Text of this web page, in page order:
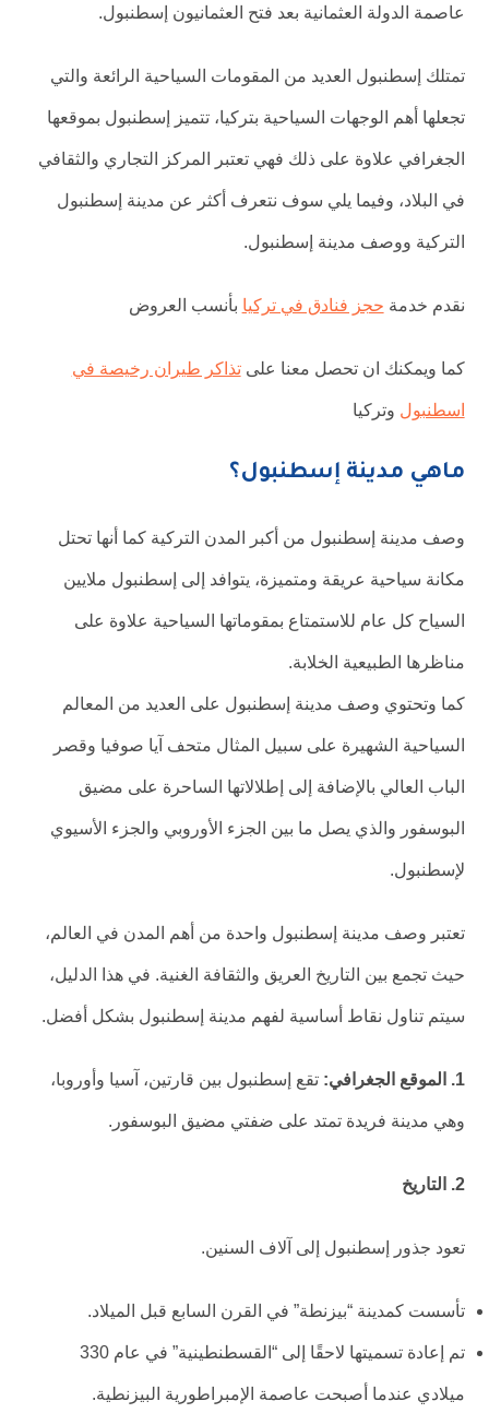
عاصمة الدولة العثمانية بعد فتح العثمانيون إسطنبول.
تمتلك إسطنبول العديد من المقومات السياحية الرائعة والتي
تجعلها أهم الوجهات السياحية بتركيا، تتميز إسطنبول بموقعها
الجغرافي علاوة على ذلك فهي تعتبر المركز التجاري والثقافي
في البلاد، وفيما يلي سوف نتعرف أكثر عن مدينة إسطنبول
التركية ووصف مدينة إسطنبول.
نقدم خدمة حجز فنادق في تركيا بأنسب العروض
كما ويمكنك ان تحصل معنا علىتذاكر طيران رخيصة في
اسطنبول وتركيا
ماهي مدينة إسطنبول؟
وصف مدينة إسطنبول من أكبر المدن التركية كما أنها تحتل
مكانة سياحية عريقة ومتميزة، يتوافد إلى إسطنبول ملايين
السياح كل عام للاستمتاع بمقوماتها السياحية علاوة على
مناظرها الطبيعية الخلابة.
كما وتحتوي وصف مدينة إسطنبول على العديد من المعالم
السياحية الشهيرة على سبيل المثال متحف آيا صوفيا وقصر
الباب العالي بالإضافة إلى إطلالاتها الساحرة على مضيق
البوسفور والذي يصل ما بين الجزء الأوروبي والجزء الأسيوي
لإسطنبول.
تعتبر وصف مدينة إسطنبول واحدة من أهم المدن في العالم،
حيث تجمع بين التاريخ العريق والثقافة الغنية. في هذا الدليل،
سيتم تناول نقاط أساسية لفهم مدينة إسطنبول بشكل أفضل.
1. الموقع الجغرافي: تقع إسطنبول بين قارتين، آسيا وأوروبا،
وهي مدينة فريدة تمتد على ضفتي مضيق البوسفور.
2. التاريخ
تعود جذور إسطنبول إلى آلاف السنين.
تأسست كمدينة “بيزنطة” في القرن السابع قبل الميلاد.
تم إعادة تسميتها لاحقًا إلى “القسطنطينية” في عام 330
ميلادي عندما أصبحت عاصمة الإمبراطورية البيزنطية.